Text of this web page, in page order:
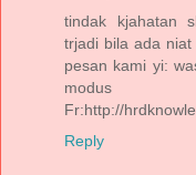
tindak kjahatan
trjadi bila ada
pesan kami yi:
Fr:http://
Reply